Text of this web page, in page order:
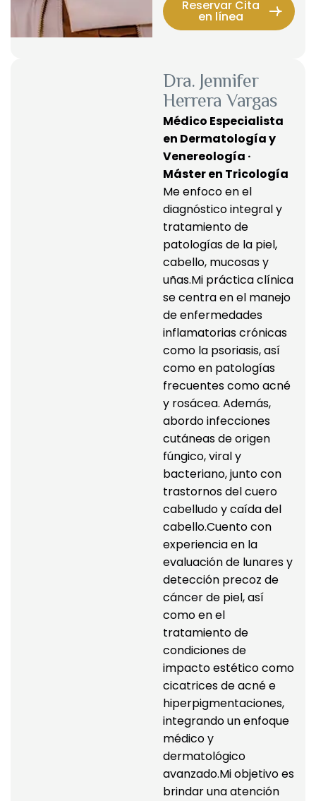
Reservar Cita
en línea
Dra. Jennifer
Herrera Vargas
Médico Especialista
en Dermatología y
Venereología ·
Máster en Tricología
Me enfoco en el
diagnóstico integral y
tratamiento de
patologías de la piel,
cabello, mucosas y
uñas.Mi práctica clínica
se centra en el manejo
de enfermedades
inflamatorias crónicas
como la psoriasis, así
como en patologías
frecuentes como acné
y rosácea. Además,
abordo infecciones
cutáneas de origen
fúngico, viral y
bacteriano, junto con
trastornos del cuero
cabelludo y caída del
cabello.Cuento con
experiencia en la
evaluación de lunares y
detección precoz de
cáncer de piel, así
como en el
tratamiento de
condiciones de
impacto estético como
cicatrices de acné e
hiperpigmentaciones,
integrando un enfoque
médico y
dermatológico
avanzado.Mi objetivo es
brindar una atención